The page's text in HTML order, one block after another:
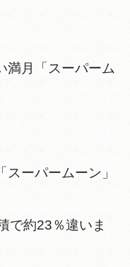
満月「スーパーム
ーパームーン」
で約23％違いま